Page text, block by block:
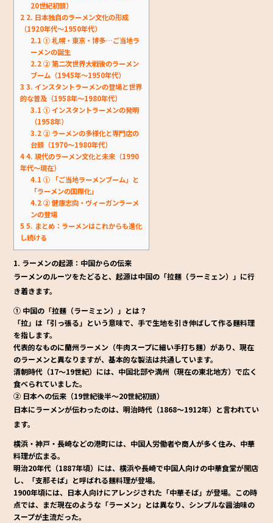
20世紀初頭）
2 2. 日本独自のラーメン文化の形成
（1920年代～1950年代）
2.1 ① 札幌・東京・博多…ご当地ラ
ーメンの誕生
2.2② 第二次世界大戦後のラーメン
ブーム（1945年～1950年代）
3 3. インスタントラーメンの登場と世界
的な普及（1958年～1980年代）
3.1 ① インスタントラーメンの発明
（1958年）
3.2② ラーメンの多様化と専門店の
台頭（1970～1980年代）
44. 現代のラーメン文化と未来（1990
年代～現在）
4.1 ① 「ご当地ラーメンブーム」と
「ラーメンの国際化」
4.2② 健康志向・ヴィーガンラーメ
ンの登場
5 5. まとめ：ラーメンはこれからも進化
し続ける
1. ラーメンの起源：中国からの伝来
ラーメンのルーツをたどると、起源は中国の「拉麺（ラーミェン）」に行
き着きます。
① 中国の「拉麺（ラーミェン）」とは？
「拉」は「引っ張る」という意味で、手で生地を引き伸ばして作る麺料理
を指します。
代表的なものに蘭州ラーメン （牛肉スープに細い手打ち麺）があり、現在
のラーメンと異なりますが、基本的な製法は共通しています。
清朝時代（17～19世紀）には、中国北部や満州（現在の東北地方）で広く
食べられていました。
② 日本への伝来（19世紀後半～20世紀初頭）
日本にラーメンが伝わったのは、明治時代（1868～1912年）と言われてい
ます。
横浜・神戸・長崎などの港町には、中国人労働者や商人が多く住み、中華
料理が広まる。
明治20年代（1887年頃）には、横浜や長崎で中国人向けの中華食堂が開店
し、「支那そば」と呼ばれる麺料理が登場。
1900年頃には、日本人向けにアレンジされた「中華そば」が登場。この時
点では、まだ現在のような「ラーメン」とは異なり、シンプルな醤油味の
スープが主流だった。